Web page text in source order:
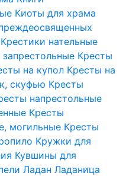
Киоты для храма
Крестики нательные
Кресты
на купол Кресты на
скуфью Кресты
напрестольные
Кресты
могильные Кресты
Кружки для
Кувшины для
Ладан Ладаница